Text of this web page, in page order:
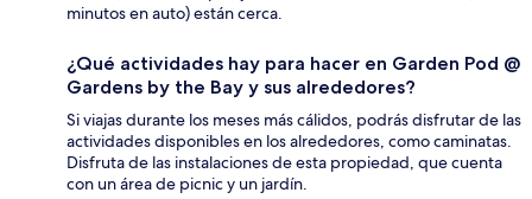
minutos en auto) están cerca.
¿Qué actividades hay para hacer en Garden Pod @
Gardens by the Bay y sus alrededores?
Si viajas durante los meses más cálidos, podrás disfrutar de las
actividades disponibles en los alrededores, como caminatas.
Disfruta de las instalaciones de esta propiedad, que cuenta
con un área de picnic y un jardín.